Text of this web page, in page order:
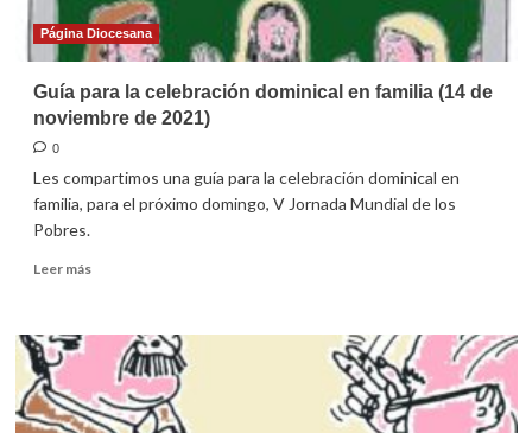
Página Diocesana
Guía para la celebración dominical en familia (14 de
noviembre de 2021)
0
Les compartimos una guía para la celebración dominical en
familia, para el próximo domingo, V Jornada Mundial de los
Pobres.
Leer másLeer
Guía
para
celebración
dominical